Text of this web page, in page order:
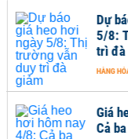
Dự
5/8:
trì đà
HÀNG
Giá
Cả